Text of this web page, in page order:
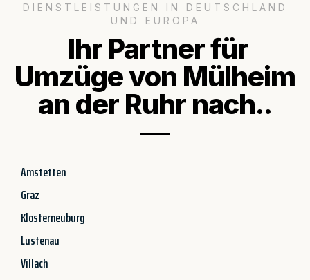
DIENSTLEISTUNGEN IN DEUTSCHLAND
UND EUROPA
Ihr Partner für
Umzüge von Mülheim
an der Ruhr nach..
Amstetten
Graz
Klosterneuburg
Lustenau
Villach